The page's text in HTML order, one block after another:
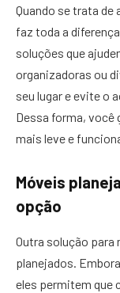
Quando se trata
faz toda a
soluções que
organizadoras ou
seu lugar e evite o
Dessa forma, você
mais leve e
Móveis
opção
Outra solução
planejados.
eles permitem que